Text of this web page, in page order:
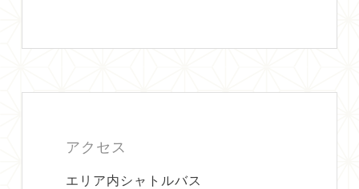
アクセス
エリア内シャトルバス